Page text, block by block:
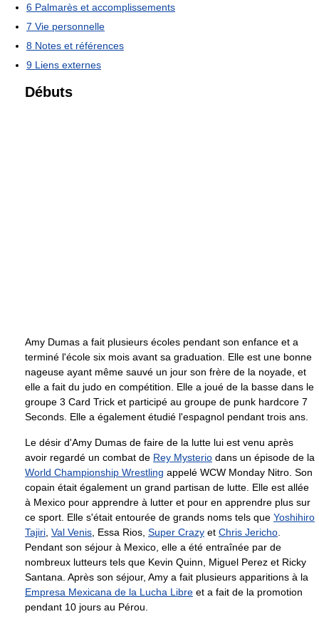
6 Palmarès et accomplissements
7 Vie personnelle
8 Notes et références
9 Liens externes
Débuts
Amy Dumas a fait plusieurs écoles pendant son enfance et a
terminé l'école six mois avant sa graduation. Elle est une bonne
nageuse ayant même sauvé un jour son frère de la noyade, et
elle a fait du judo en compétition. Elle a joué de la basse dans le
groupe 3 Card Trick et participé au groupe de punk hardcore 7
Seconds. Elle a également étudié l'espagnol pendant trois ans.
Le désir d'Amy Dumas de faire de la lutte lui est venu après
avoir regardé un combat de Rey Mysterio dans un épisode de la
World Championship Wrestling appelé WCW Monday Nitro. Son
copain était également un grand partisan de lutte. Elle est allée
à Mexico pour apprendre à lutter et pour en apprendre plus sur
ce sport. Elle s'était entourée de grands noms tels que Yoshihiro
Tajiri Val Venis , Essa Rios, Super Crazy et Chris Jericho
Pendant son séjour à Mexico, elle a été entraînée par de
nombreux lutteurs tels que Kevin Quinn, Miguel Perez et Ricky
Santana. Après son séjour, Amy a fait plusieurs apparitions à la
Empresa Mexicana de la Lucha Libre et a fait de la promotion
pendant 10 jours au Pérou.